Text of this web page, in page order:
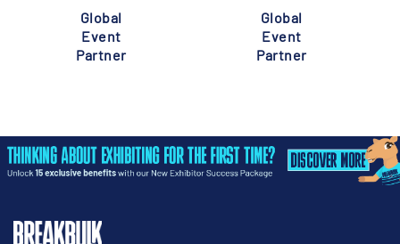
Global
Event
Partner
Global
Event
Partner